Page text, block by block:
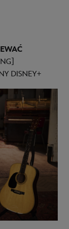
DISNEY+